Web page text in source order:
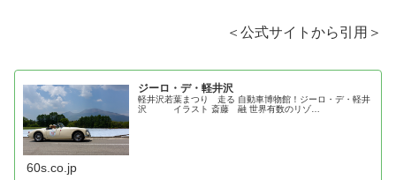
＜公式サイトから引用＞
ジーロ・デ・軽井沢
軽井沢若葉まつり 走る 自動車博物館！ジーロ・デ・軽井
沢 イラスト 斎藤 融 世界有数のリゾ…
60s.co.jp